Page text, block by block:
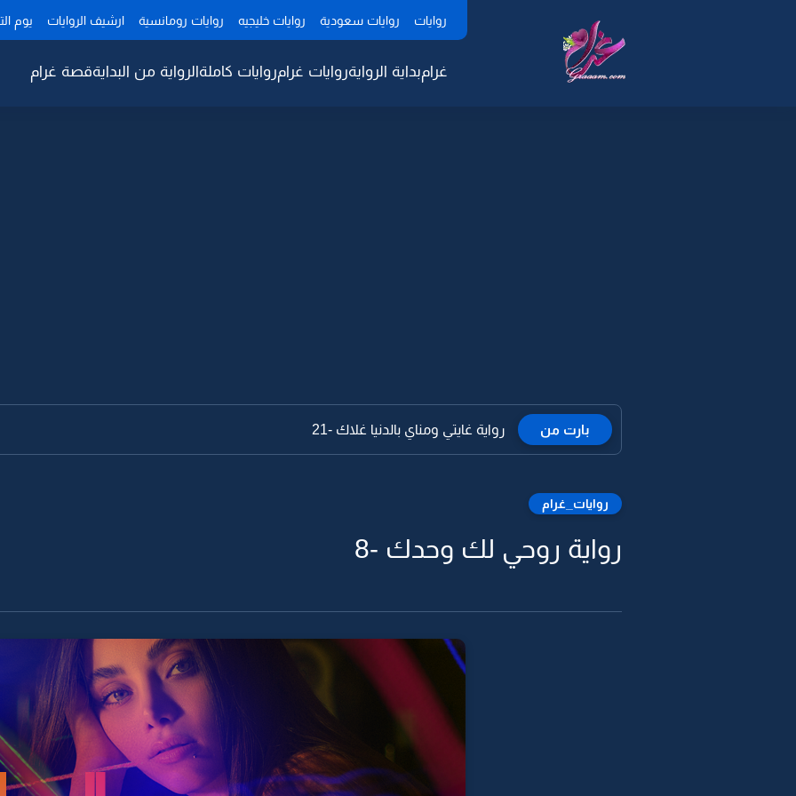
روايات روايات سعودية روايات خليجيه روايات رومانسية ارشيف الروايات يوم
غرامبداية الروايةروايات غرامروايات كاملةالرواية من البدايةقصة غرام
بارت من رواية غايتي ومناي بالدنيا غلاك -21
روايات_غرام
رواية روحي لك وحدك -8